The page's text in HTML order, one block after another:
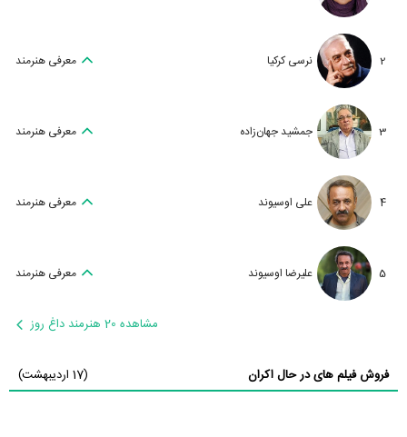
2 نرسی کرکیا معرفی هنرمند
3 جمشید جهان‌زاده معرفی هنرمند
4 علی اوسیوند معرفی هنرمند
5 علیرضا اوسیوند معرفی هنرمند
مشاهده 20 هنرمند داغ روز
فروش فیلم های در حال اکران (17 اردیبهشت)